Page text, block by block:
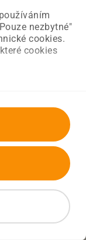
nezbytné"
cookies.
cookies
strana